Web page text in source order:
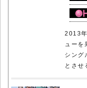
2013
ューを
シング
とさ